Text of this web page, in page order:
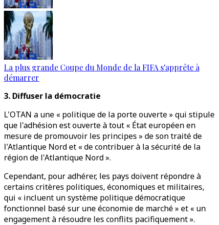
La plus grande Coupe du Monde de la FIFA s'apprête à
démarrer
3. Diffuser la démocratie
L'OTAN a une « politique de la porte ouverte » qui stipule
que l'adhésion est ouverte à tout « État européen en
mesure de promouvoir les principes » de son traité de
l'Atlantique Nord et « de contribuer à la sécurité de la
région de l'Atlantique Nord ».
Cependant, pour adhérer, les pays doivent répondre à
certains critères politiques, économiques et militaires,
qui « incluent un système politique démocratique
fonctionnel basé sur une économie de marché » et « un
engagement à résoudre les conflits pacifiquement ».